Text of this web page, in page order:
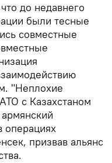
до недавнего
были тесные
совместные
"Неплохие
с Казахстаном
операциях
призвав альянс